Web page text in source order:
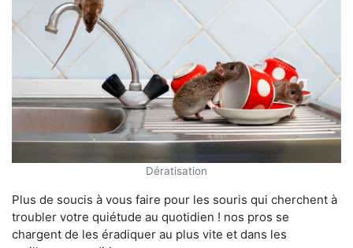
Dératisation
Plus de soucis à vous faire pour les souris qui cherchent à
troubler votre quiétude au quotidien ! nos pros se
chargent de les éradiquer au plus vite et dans les